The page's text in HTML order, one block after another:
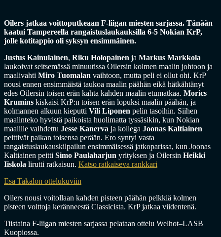
Oilers jatkaa voittoputkeaan F-liigan miesten sarjassa. Tänään
kaatui Tampereella rangaistuslaukauksilla 6-5 Nokian KrP,
jolle kotitappio oli syksyn ensimmäinen.
Justus Kainulainen, Riku Holopainen ja Markus Markkola
laukoivat seitsemässä minuutissa Oilersin kolmen maalin johtoon ja
maalivahti Miro Tuomalan vaihtoon, mutta peli ei ollut ohi. KrP
nousi ennen ensimmäistä taukoa maalin päähän eikä hätkähtänyt
edes Oilersin toisen erän kahta kahden maalin etumatkaa. Morics
Krumins kiskaisi KrP:n toisen erän lopuksi maalin päähän, ja
kolmannen alkuun kieputti Vili Liponen pelin tasoihin. Siihen
maalinteko hyvistä paikoista huolimatta tyssäsikin, kun Nokian
maalille vaihdettu Jesse Kanerva ja kollega Joonas Kaltiainen
peittivät paikan toisensa perään. Ero syntyi vasta
rangaistuslaukauskilpailun ensimmäisessä jatkoparissa, kun Joonas
Kaltiainen peitti Simo Paulaharjun yrityksen ja Oilersin Heikki
Iiskola lirutti ratkaisun. Katso ratkaiseva rankkari
Esa Takalon ottelukuviin
Oilers nousi voitollaan kahden pisteen päähän pelkkiä kolmen
pisteen voittoja keränneestä Classicista. KrP jatkaa viidentenä.
Tiistaina F-liigan miesten sarjassa pelataan ottelu Welhot–LASB
Kuopiossa.